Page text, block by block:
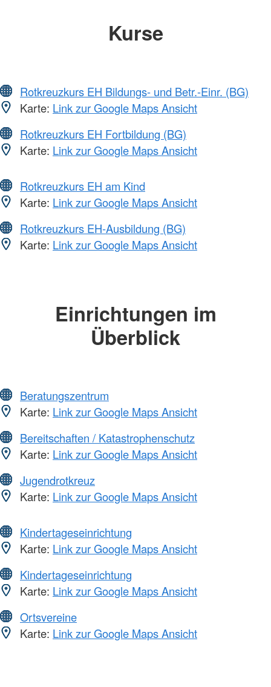
Kurse
Rotkreuzkurs EH Bildungs- und Betr.-Einr. (BG)
Karte: Link zur Google Maps Ansicht
Rotkreuzkurs EH Fortbildung (BG)
Karte: Link zur Google Maps Ansicht
Rotkreuzkurs EH am Kind
Karte: Link zur Google Maps Ansicht
Rotkreuzkurs EH-Ausbildung (BG)
Karte: Link zur Google Maps Ansicht
Einrichtungen im
Überblick
Beratungszentrum
Karte: Link zur Google Maps Ansicht
Bereitschaften / Katastrophenschutz
Karte: Link zur Google Maps Ansicht
Jugendrotkreuz
Karte: Link zur Google Maps Ansicht
Kindertageseinrichtung
Karte: Link zur Google Maps Ansicht
Kindertageseinrichtung
Karte: Link zur Google Maps Ansicht
Ortsvereine
Karte: Link zur Google Maps Ansicht